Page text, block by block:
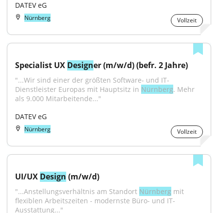
DATEV eG
Nürnberg Vollzeit
Specialist UX Designer (m/w/d) (befr. 2 Jahre)
"...Wir sind einer der größten Software- und IT-
Dienstleister Europas mit Hauptsitz in Nürnberg. Mehr
als 9.000 Mitarbeitende..."
DATEV eG
Nürnberg Vollzeit
UI/UX Design (m/w/d)
"...Anstellungsverhältnis am Standort Nürnberg mit
flexiblen Arbeitszeiten - modernste Büro- und IT-
Ausstattung..."